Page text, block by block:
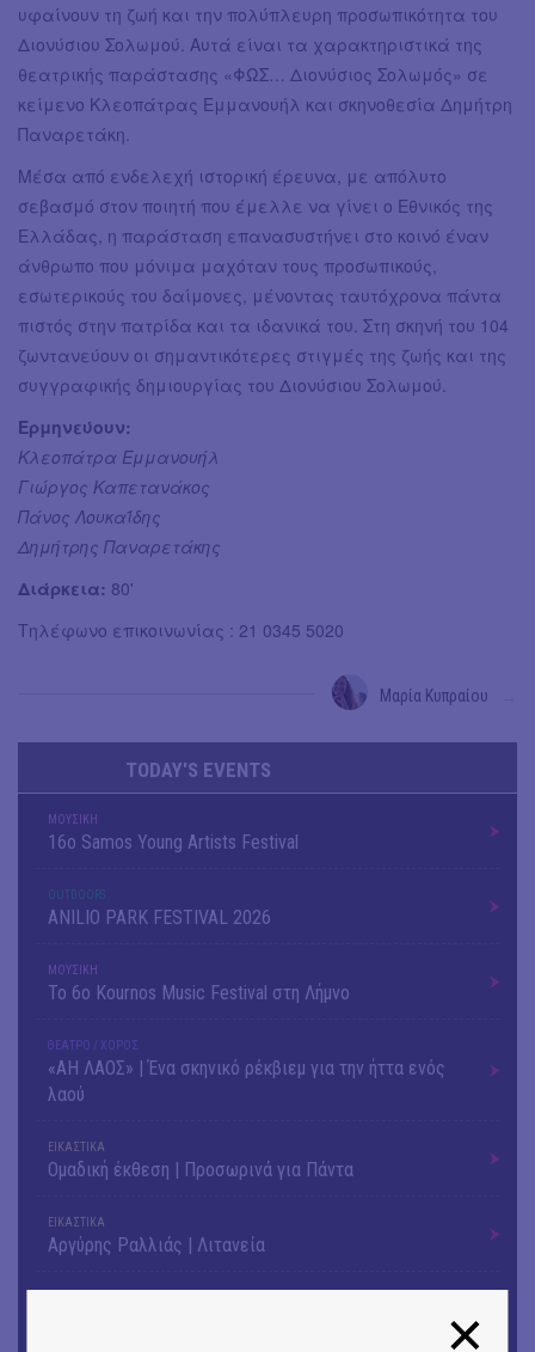
υφαίνουν τη ζωή και την πολύπλευρη προσωπικότητα του
Διονύσιου Σολωμού. Αυτά είναι τα χαρακτηριστικά της
θεατρικής παράστασης «ΦΩΣ… Διονύσιος Σολωμός» σε
κείμενο Κλεοπάτρας Εμμανουήλ και σκηνοθεσία Δημήτρη
Παναρετάκη.
Μέσα από ενδελεχή ιστορική έρευνα, με απόλυτο
σεβασμό στον ποιητή που έμελλε να γίνει ο Εθνικός της
Ελλάδας, η παράσταση επανασυστήνει στο κοινό έναν
άνθρωπο που μόνιμα μαχόταν τους προσωπικούς,
εσωτερικούς του δαίμονες, μένοντας ταυτόχρονα πάντα
πιστός στην πατρίδα και τα ιδανικά του. Στη σκηνή του 104
ζωντανεύουν οι σημαντικότερες στιγμές της ζωής και της
συγγραφικής δημιουργίας του Διονύσιου Σολωμού.
Ερμηνεύουν:
Κλεοπάτρα Εμμανουήλ
Γιώργος Καπετανάκος
Πάνος Λουκαΐδης
Δημήτρης Παναρετάκης
Διάρκεια: 80'
Τηλέφωνο επικοινωνίας : 21 0345 5020
Μαρία Κυπραίου
TODAY'S EVENTS
ΜΟΥΣΙΚΗ
16o Samos Young Artists Festival
OUTDΟORS
ANILIO PARK FESTIVAL 2026
ΜΟΥΣΙΚΗ
Το 6ο Kournos Music Festival στη Λήμνο
ΘΕΑΤΡΟ / ΧΟΡΟΣ
«ΑΗ ΛΑΟΣ» | Ένα σκηνικό ρέκβιεμ για την ήττα ενός
λαού
ΕΙΚΑΣΤΙΚΑ
Ομαδική έκθεση | Προσωρινά για Πάντα
ΕΙΚΑΣΤΙΚΑ
Αργύρης Ραλλιάς | Λιτανεία
Θανάσης Λάλας-Κώστας Τσόκλης - Συνομιλώντας με